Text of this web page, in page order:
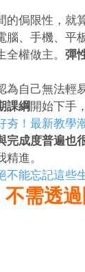
侷限性，就
、手機、平
權做主。 彈
自己無法輕
課綱開始下手
夯！最新教學
完成度普遍也
進。
能忘記這些
需透